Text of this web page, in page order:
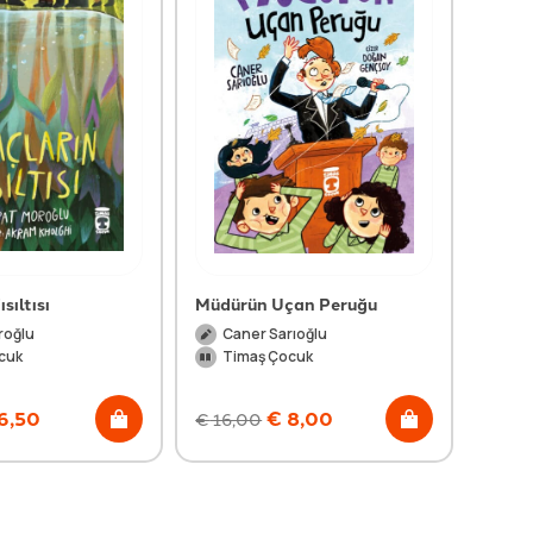
Müdürün Uçan Peruğu
Caner Sarıoğlu
Timaş Çocuk
€16,00 € 8,00